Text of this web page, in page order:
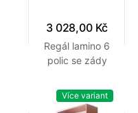
3 028,00 Kč
Regál lamino 6
polic se zády
1840 mm
Třešeň
Více variant